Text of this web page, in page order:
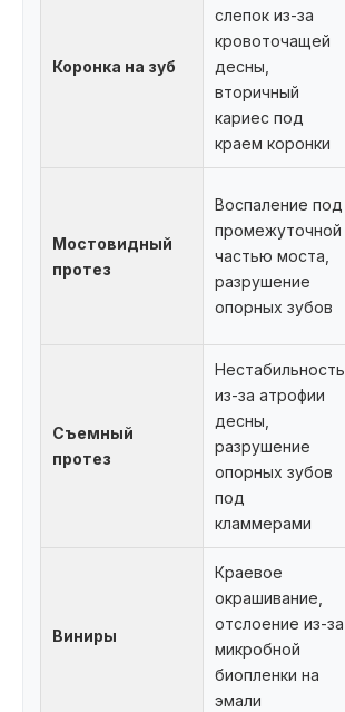
Коронка на зуб
слепок из-за
кровоточащей
десны,
вторичный
кариес под
краем коронки
Мостовидный
протез
Воспаление под
промежуточной
частью моста,
разрушение
опорных зубов
Съемный
протез
Нестабильность
из-за атрофии
десны,
разрушение
опорных зубов
под
кламмерами
Виниры
Краевое
окрашивание,
отслоение из-за
микробной
биопленки на
эмали